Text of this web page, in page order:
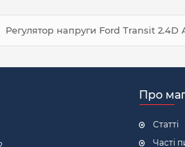
Регулятор напруги Ford Transit 2.4D
Про
Статті
Часті